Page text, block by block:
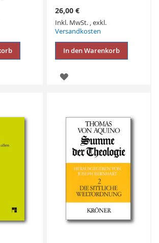
26,00 €
Inkl. MwSt. ,exkl.
Versandkosten
In den Warenkorb
ZUR